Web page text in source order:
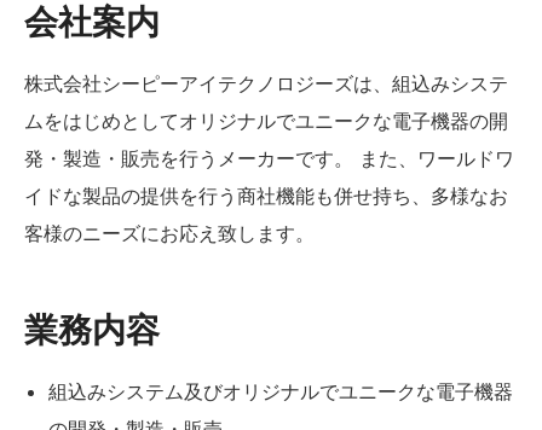
会社案内
株式会社シーピーアイテクノロジーズは、組込みシステ
ムをはじめとしてオリジナルでユニークな電子機器の開
発・製造・販売を行うメーカーです。 また、ワールドワ
イドな製品の提供を行う商社機能も併せ持ち、多様なお
客様のニーズにお応え致します。
業務内容
組込みシステム及びオリジナルでユニークな電子機器